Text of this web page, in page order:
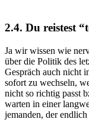
2.4. Du reistest “
Ja wir wissen wie
über die Politik des
Gespräch auch nicht
sofort zu wechseln,
nicht so richtig passt
warten in einer
jemanden, der